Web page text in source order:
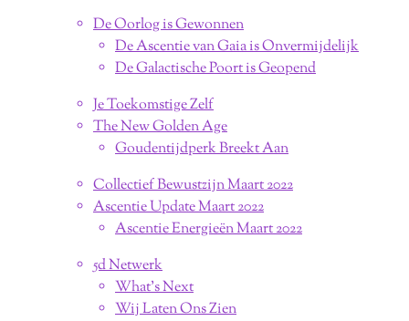
De Oorlog is Gewonnen
De Ascentie van Gaia is Onvermijdelijk
De Galactische Poort is Geopend
Je Toekomstige Zelf
The New Golden Age
Goudentijdperk Breekt Aan
Collectief Bewustzijn Maart 2022
Ascentie Update Maart 2022
Ascentie Energieën Maart 2022
5d Netwerk
What's Next
Wij Laten Ons Zien